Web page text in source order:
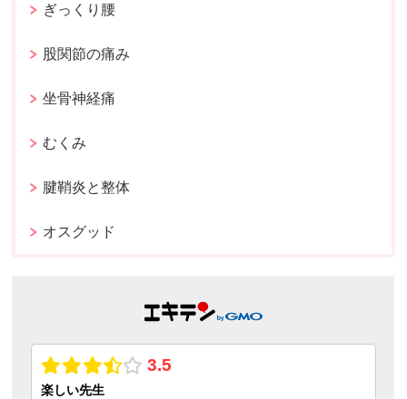
ぎっくり腰
股関節の痛み
坐骨神経痛
むくみ
腱鞘炎と整体
オスグッド